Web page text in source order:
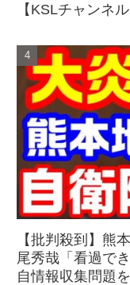
【KSLチャンネル
【批判殺到】熊
尾秀哉「看過で
自情報収集問題